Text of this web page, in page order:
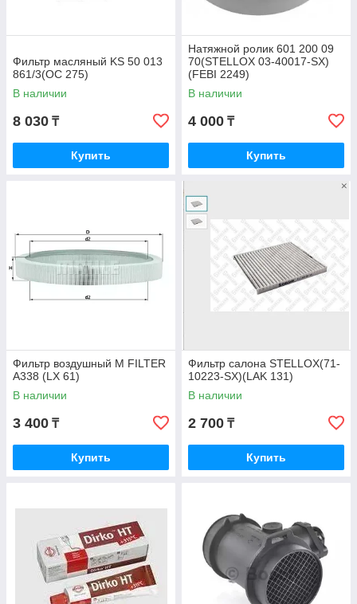
Фильтр масляный KS 50 013
861/3(OC 275)
В наличии
8 030 ₸
Купить
Натяжной ролик 601 200 09
70(STELLOX 03-40017-SX)
(FEBI 2249)
В наличии
4 000 ₸
Купить
Фильтр воздушный M FILTER
A338 (LX 61)
В наличии
3 400 ₸
Купить
Фильтр салона STELLOX(71-
10223-SX)(LAK 131)
В наличии
2 700 ₸
Купить